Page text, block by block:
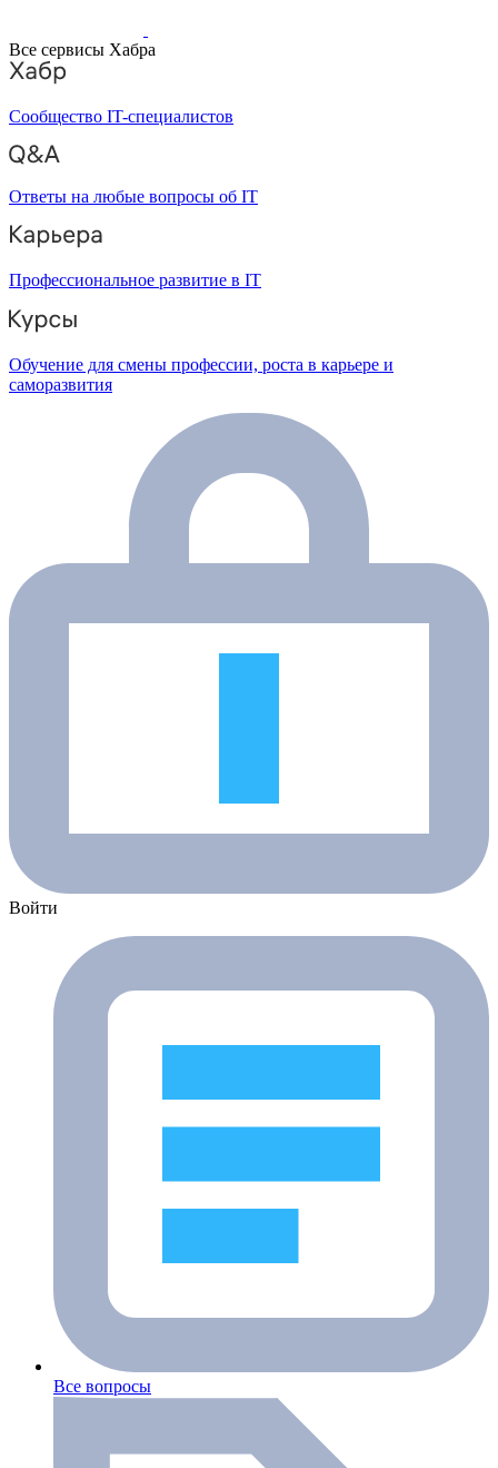
Все сервисы Хабра
Сообщество IT-специалистов
Ответы на любые вопросы об IT
Профессиональное развитие в IT
Обучение для смены профессии, роста в карьере и
саморазвития
Войти
Все вопросы